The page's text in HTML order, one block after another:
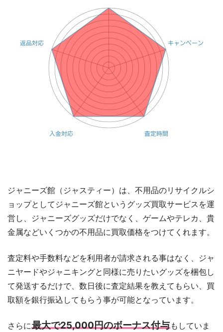
ジャニーズ館（ジャスティー）は、不用品のリサイクルシ
ョップとしてジャニーズ館というグッズ買取サービスを運
営し、ジャニーズグッズだけでなく、ゲームやテレカ、貴
金属などいくつかの不用品に買取価格をつけてくれます。
査定料や手数料などを利用者が請求される事はなく、ジャ
ニヤードやジャニキングと同様に売りたいグッズを梱包し
て発送するだけで、数日後に査定結果を教えてもらい、買
取額を銀行振込してもらう事が可能となっています。
さらに最大で25,000円のボーナス付与 もしていま